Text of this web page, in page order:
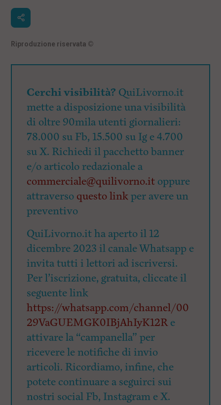
Riproduzione riservata ©
Cerchi visibilità? QuiLivorno.it
mette a disposizione una visibilità
di oltre 90mila utenti giornalieri:
78.000 su Fb, 15.500 su Ig e 4.700
su X. Richiedi il pacchetto banner
e/o articolo redazionale a
commerciale@quilivorno.it oppure
attraverso questo linkper avere un
preventivo
QuiLivorno.it ha aperto il 12
dicembre 2023 il canale Whatsapp e
invita tutti i lettori ad iscriversi.
Per l’iscrizione, gratuita, cliccate il
seguente link
https://whatsapp.com/channel/00
29VaGUEMGK0IBjAhIyK12Re
attivare la “campanella” per
ricevere le notifiche di invio
articoli. Ricordiamo, infine, che
potete continuare a seguirci sui
nostri social Fb, Instagram e X.